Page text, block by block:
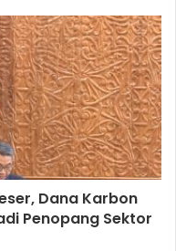
Dana Karbon
Penopang Sektor